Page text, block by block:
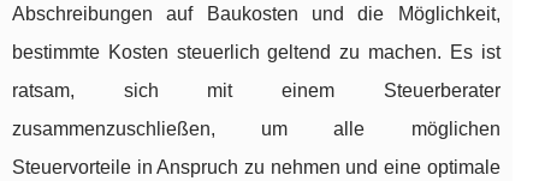
Abschreibungen auf Baukosten und die Möglichkeit,
bestimmte Kosten steuerlich geltend zu machen. Es ist
ratsam, sich mit einem Steuerberater
zusammenzuschließen, um alle möglichen
Steuervorteile in Anspruch zu nehmen und eine optimale